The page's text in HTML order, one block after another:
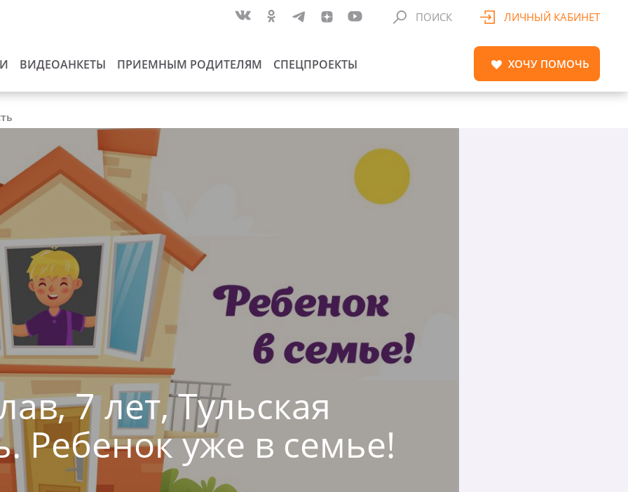
ВИДЕОАНКЕТЫ ПРИЕМНЫМ РОДИТЕЛЯМ СПЕЦПРОЕКТЫ
ПОИСК ЛИЧНЫЙ КАБИНЕТ
ХОЧУ ПОМОЧЬ
7 лет, Тульская
Ребенок уже в семье!